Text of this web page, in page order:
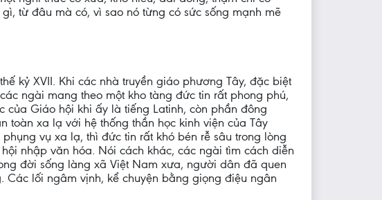
từ đâu mà có, vì sao nó từng có sức sống mạnh mẽ
kỷ XVII. Khi các nhà truyền giáo phương Tây, đặc biệt
ngài mang theo một kho tàng đức tin rất phong phú,
Giáo hội khi ấy là tiếng Latinh, còn phần đông
xa lạ với hệ thống thần học kinh viện của Tây
vụ xa lạ, thì đức tin rất khó bén rễ sâu trong lòng
nhập văn hóa. Nói cách khác, các ngài tìm cách diễn
đời sống làng xã Việt Nam xưa, người dân đã quen
lối ngâm vịnh, kể chuyện bằng giọng điệu ngân